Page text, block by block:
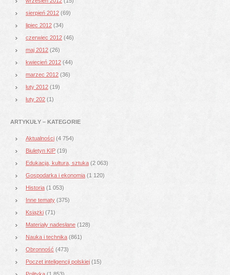
sierpień 2012 (69)
lipiec 2012 (34)
czerwiec 2012 (46)
maj 2012 (26)
kwiecień 2012 (44)
marzec 2012 (36)
luty 2012 (19)
luty 202 (1)
ARTYKUŁY – KATEGORIE
Aktualności (4 754)
Biuletyn KIP (19)
Edukacja, kultura, sztuka (2 063)
Gospodarka i ekonomia (1 120)
Historia (1 053)
Inne tematy (375)
Książki (71)
Materiały nadesłane (128)
Nauka i technika (861)
Obronność (473)
Poczet inteligencji polskiej (15)